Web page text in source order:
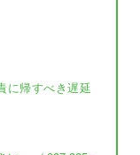
に帰すべき遅延